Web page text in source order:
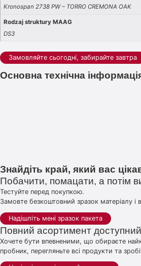
Kronospan 2738 PW – TORRO CREMONA OAK
Rodzaj struktury MAAG
DS3
Замовляйте сьогодні, забирайте завтра
Основна технічна
Знайдіть край, який вас
Побачити, помацати, а потім
Тестуйте перед покупкою.
Замовте безкоштовний зразок матеріалу і
Надішліть мені зразок пакета
Повний асортимент
Хочете бути впевненими, що обираєте
пробник, перегляньте всі продукти та